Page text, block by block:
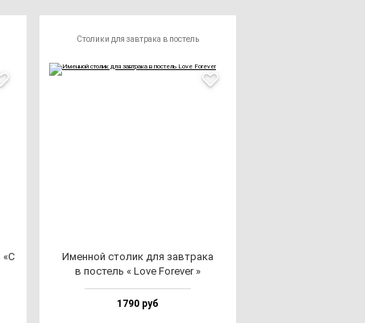
«С
Столики для завтрака в постель
Имен­ной сто­лик для зав­тра­ка
в пос­тель « Love Fore­ver »
1790 руб